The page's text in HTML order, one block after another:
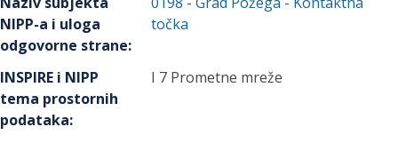
NIPP-a i uloga
odgovorne strane:
točka
INSPIRE i NIPP
tema prostornih
podataka:
I 7 Prometne mreže